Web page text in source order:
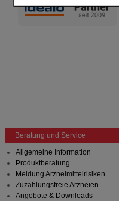
Einkaufserlebnis
beispielsweise für die
Besuchers oder
Verhaltensweisen
anzupassen.
auch auf Ihre
anzuzeigen und
Informationen über
Website weiter für Sie
auf unserer Website
Drittseiten möglichst
Bitte beachten Sie,
Dritte wie z.B. Google
übertragen werden.
Beratung und Service
Allgemeine Information
Produktberatung
Meldung Arzneimittelrisiken
Zuzahlungsfreie Arzneien
Angebote & Downloads